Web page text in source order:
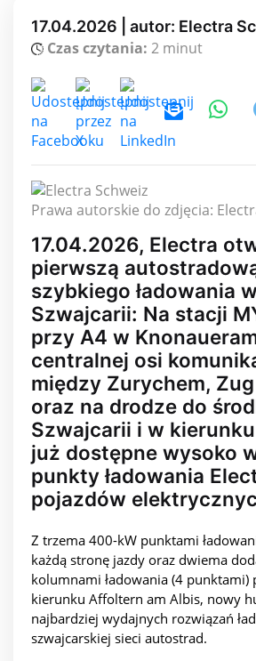
17.04.2026 | autor: Electra
Czas czytania: 2 minut
Prawa autorskie do zdjęcia:
17.04.2026, Electra
pierwszą
szybkiego ładowania w
Szwajcarii: Na stacji
przy A4 w
centralnej osi
między Zurychem,
oraz na drodze do
Szwajcarii i w kierunku
już dostępne wysoko
punkty ładowania
pojazdów
Z trzema 400-kW punktami
każdą stronę jazdy oraz dwiema
kolumnami ładowania (4 punktami)
kierunku Affoltern am Albis, nowy
najbardziej wydajnych rozwiązań
szwajcarskiej sieci autostrad.